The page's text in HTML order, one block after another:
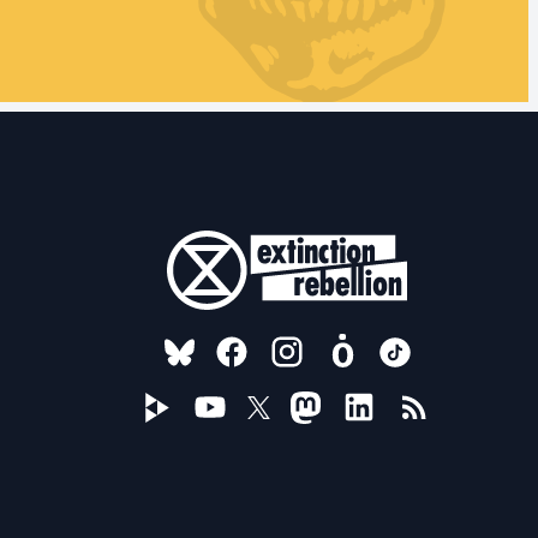
FOLLOW US ON